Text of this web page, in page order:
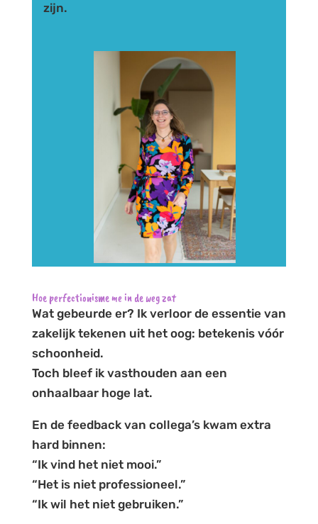
zijn.
Hoe perfectionisme me in de weg zat
Wat gebeurde er? Ik verloor de essentie van
zakelijk tekenen uit het oog: betekenis vóór
schoonheid.
Toch bleef ik vasthouden aan een
onhaalbaar hoge lat.
En de feedback van collega’s kwam extra
hard binnen:
“Ik vind het niet mooi.”
“Het is niet professioneel.”
“Ik wil het niet gebruiken.”